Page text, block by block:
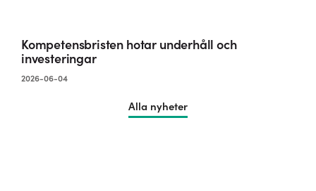
Kompetensbristen hotar underhåll och
investeringar
2026-06-04
Alla nyheter